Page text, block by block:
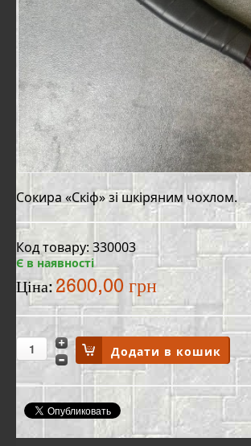
Сокира «Скіф» зі шкіряним чохлом.
Код товару: 330003
Є в наявності
Ціна: 2600,00 грн